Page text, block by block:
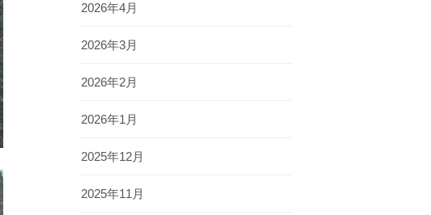
2026年4月
2026年3月
2026年2月
2026年1月
2025年12月
2025年11月